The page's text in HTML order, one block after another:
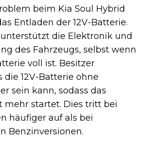
beim Kia Soul Hybrid
Entladen der 12V-Batterie.
die Elektronik und
des Fahrzeugs, selbst wenn
voll ist. Besitzer
die 12V-Batterie ohne
sein kann, sodass das
mehr startet. Dies tritt bei
häufiger auf als bei
Benzinversionen.